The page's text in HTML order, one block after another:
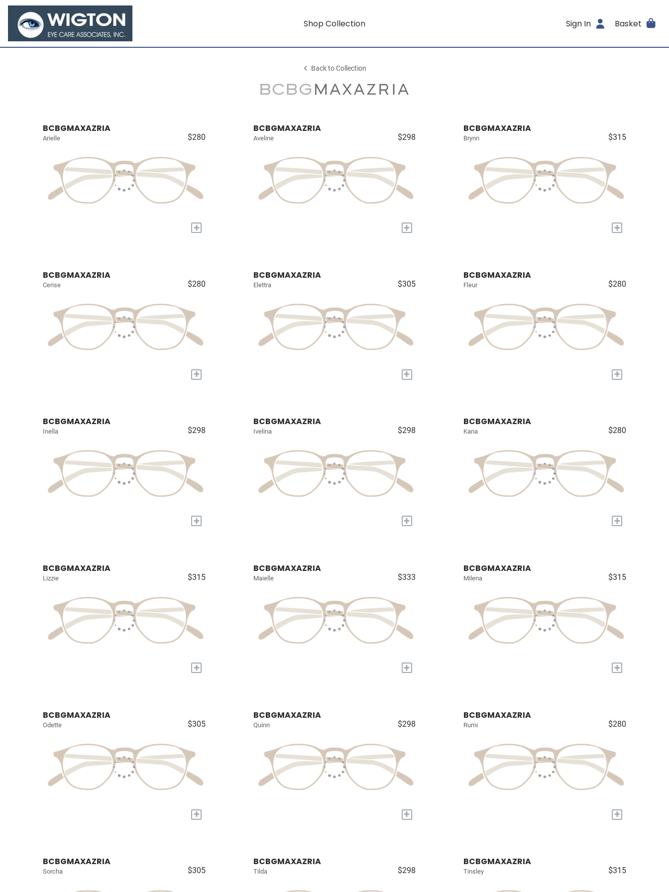
Shop Collection Sign In Basket
Back to Collection
BCBGMAXAZRIA
Arielle $280
+
BCBGMAXAZRIA
Aveline $298
+
BCBGMAXAZRIA
Brynn $315
+
BCBGMAXAZRIA
Cerise $280
+
BCBGMAXAZRIA
Elettra $305
+
BCBGMAXAZRIA
Fleur $280
+
BCBGMAXAZRIA
Inella $298
+
BCBGMAXAZRIA
Ivelina $298
+
BCBGMAXAZRIA
Kana $280
+
BCBGMAXAZRIA
Lizzie $315
+
BCBGMAXAZRIA
Maielle $333
+
BCBGMAXAZRIA
Milena $315
+
BCBGMAXAZRIA
Odette $305
+
BCBGMAXAZRIA
Quinn $298
+
BCBGMAXAZRIA
Rumi $280
+
BCBGMAXAZRIA
Sorcha $305
BCBGMAXAZRIA
Tilda $298
BCBGMAXAZRIA
Tinsley $315